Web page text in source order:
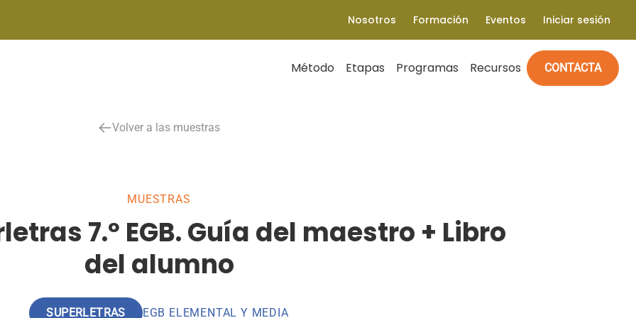
Nosotros Formación Eventos Iniciar sesión
Método Etapas Programas Recursos CONTACTA
Volver a las muestras
MUESTRAS
7.º EGB. Guía del maestro + Libro
del alumno
SUPERLETRAS EGB ELEMENTAL Y MEDIA